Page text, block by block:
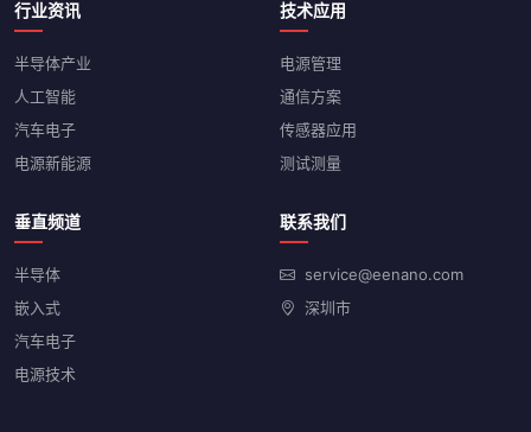
行业资讯
半导体产业
人工智能
汽车电子
电源新能源
技术应用
电源管理
通信方案
传感器应用
测试测量
垂直频道
半导体
嵌入式
汽车电子
电源技术
联系我们
service@eenano.com
深圳市